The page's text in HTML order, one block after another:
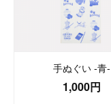
手ぬぐい -青-
1,000円